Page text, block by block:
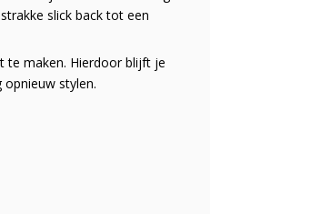
slick back tot een
te maken. Hierdoor blijft je
stylen.